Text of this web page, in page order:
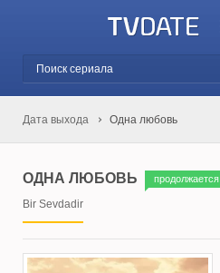
Дата выхода Одна любовь
ОДНА ЛЮБОВЬ продолжается
Bir Sevdadir